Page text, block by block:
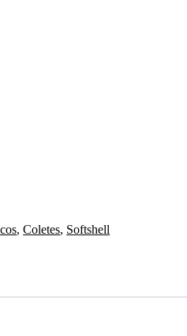
,Coletes, Softshell